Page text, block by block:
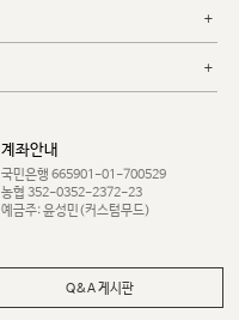
계좌안내
국민은행 665901-01-700529
농협 352-0352-2372-23
예금주: 윤성민(커스텀무드)
Q&A 게시판